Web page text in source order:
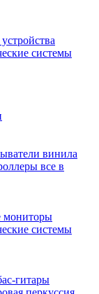
системы
винила
все в
мониторы
системы
гитары